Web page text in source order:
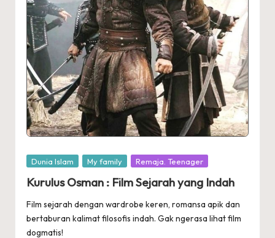
Posted
Dunia Islam My family Remaja. Teenager
Kurulus Osman : Film Sejarah yang Indah
Film sejarah dengan wardrobe keren, romansa apik dan
bertaburan kalimat filosofis indah. Gak ngerasa lihat film
dogmatis!